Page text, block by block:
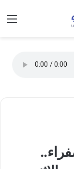
الوضع